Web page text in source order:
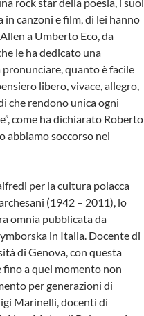
canzoni e film, di lei hanno
a Umberto Eco, da
le ha dedicato una
quanto è facile
libero, vivace, allegro,
che rendono unica ogni
come ha dichiarato Roberto
abbiamo soccorso nei
per la cultura polacca
(1942 – 2011), lo
omnia pubblicata da
in Italia. Docente di
di Genova, con questa
a quel momento non
per generazioni di
Marinelli, docenti di